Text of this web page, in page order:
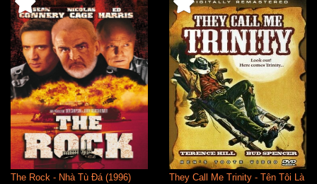
The Rock - Nhà Tù Đá (1996)
They Call Me Trinity - Tên Tôi Là